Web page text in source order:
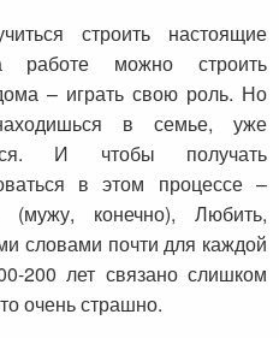
строить настоящие
работе можно строить
– играть свою роль. Но
в семье, уже
И чтобы получать
в этом процессе –
(мужу, конечно), Любить,
словами почти для каждой
200 лет связано слишком
очень страшно.